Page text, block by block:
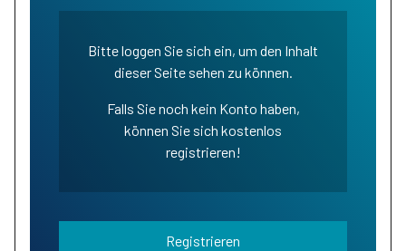
Bitte loggen Sie sich ein, um den Inhalt
dieser Seite sehen zu können.
Falls Sie noch kein Konto haben,
können Sie sich kostenlos
registrieren!
Registrieren